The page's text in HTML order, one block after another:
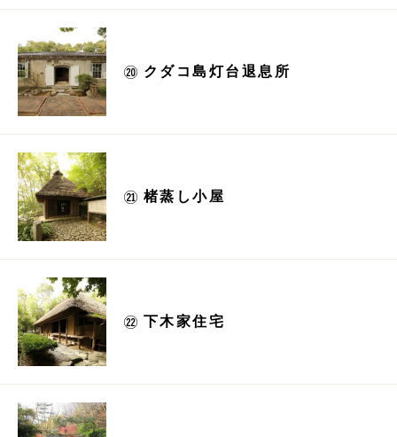
クダコ島灯台退息所
楮蒸し小屋
下木家住宅